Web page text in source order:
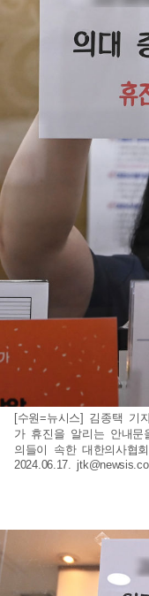
[수원=뉴시스] 김종택 기
가 휴진을 알리는 안내
의들이 속한 대한의사협
2024.06.17.